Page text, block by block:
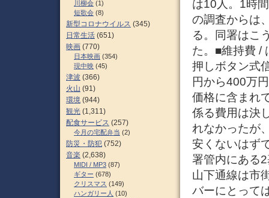
は10人。1時
の調査からは
る。同署はこ
た。■維持費 /
押しボタン式
円から400万
価格に含まれ
係る費用は決
れなかったが
安くないはず
署管内にある
山下通線は市
バーにとって
川柳会 (1)
短歌会 (8)
新型コロナウイルス (345)
日常生活 (651)
映画 (770)
日本映画 (354)
現中映 (45)
津波 (366)
火山 (91)
環境 (944)
観光 (1,311)
配食サービス (257)
今月の宅配弁当 (2)
防災・防犯 (752)
音楽 (2,638)
MIDI / MP3 (87)
ギター (678)
クリスマス (149)
ハンガリー人 (10)